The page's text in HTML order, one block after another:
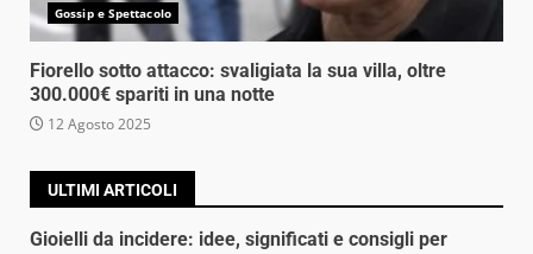
Gossip e Spettacolo
Fiorello sotto attacco: svaligiata la sua villa, oltre
300.000€ spariti in una notte
12 Agosto 2025
ULTIMI ARTICOLI
Gioielli da incidere: idee, significati e consigli per